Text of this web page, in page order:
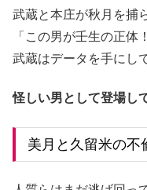
武蔵と本庄が秋月を捕
「この男が壬生の正体
武蔵はデータを手にし
怪しい男として登場し
美月と久留米の不